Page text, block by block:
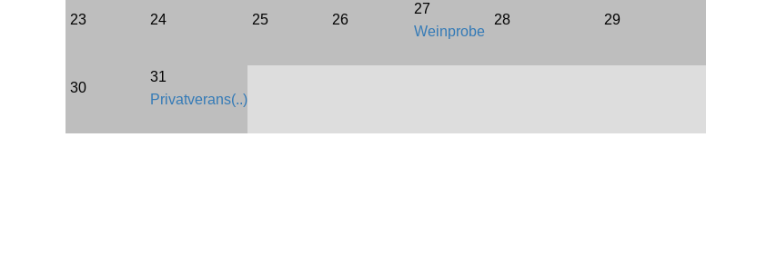
23 24 25 26
27
Weinprobe
28 29
30
31
Privatverans(..)